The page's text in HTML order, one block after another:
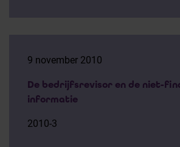
9 november 2010
De bedrijfsrevisor en de niet-
informatie
2010-3